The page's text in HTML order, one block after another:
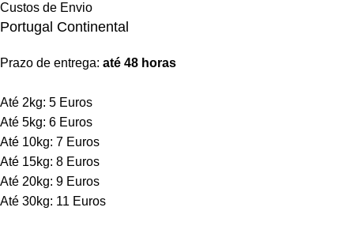
TAMANHOS
Custos de Envio
Portugal Continental
Prazo de entrega: até 48 horas
Até 2kg: 5 Euros
Até 5kg: 6 Euros
Até 10kg: 7 Euros
Até 15kg: 8 Euros
Até 20kg: 9 Euros
Até 30kg: 11 Euros